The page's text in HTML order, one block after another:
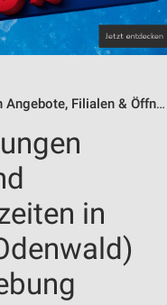
Filialen & Öffnungszeiten
in